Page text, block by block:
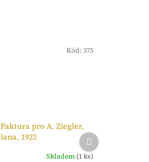
Faktura pro A. Ziegler,
lana, 1922
Skladem (1 ks)
Kód: 375
Další
produkt